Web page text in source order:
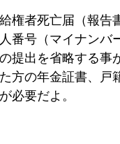
権者死亡届（報告
番号（マイナン
提出を省略する事
方の年金証書、
必要だよ。